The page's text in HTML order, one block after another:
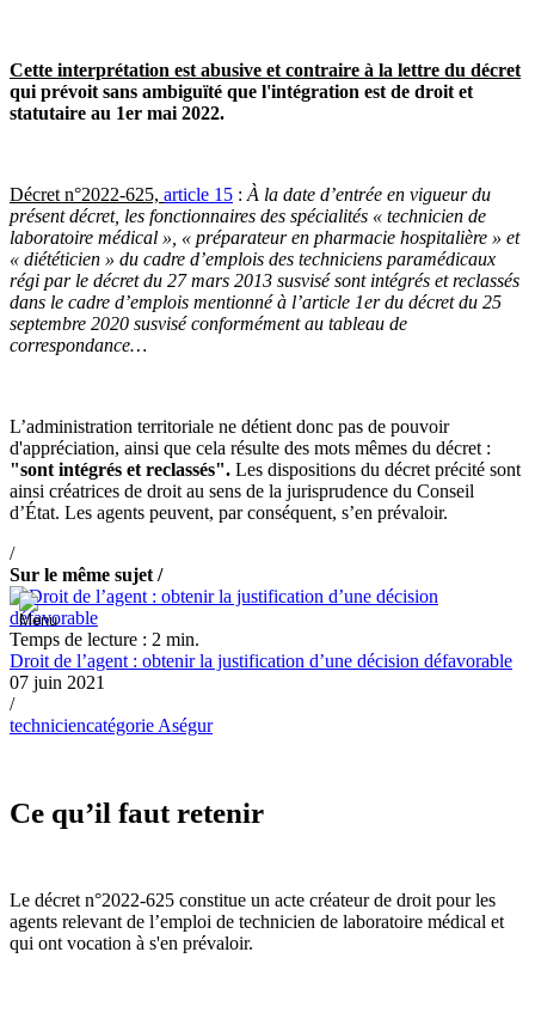
Cette interprétation est abusive et contraire à la lettre du décret
qui prévoit sans ambiguïté que l'intégration est de droit et
statutaire au 1er mai 2022.
Décret n°2022-625, article 15 : À la date d’entrée en vigueur du
présent décret, les fonctionnaires des spécialités « technicien de
laboratoire médical », « préparateur en pharmacie hospitalière » et
« diététicien » du cadre d’emplois des techniciens paramédicaux
régi par le décret du 27 mars 2013 susvisé sont intégrés et reclassés
dans le cadre d’emplois mentionné à l’article 1er du décret du 25
septembre 2020 susvisé conformément au tableau de
correspondance…
L’administration territoriale ne détient donc pas de pouvoir
d'appréciation, ainsi que cela résulte des mots mêmes du décret :
"sont intégrés et reclassés". Les dispositions du décret précité sont
ainsi créatrices de droit au sens de la jurisprudence du Conseil
d’État. Les agents peuvent, par conséquent, s’en prévaloir.
/
Sur le même sujet /
Temps de lecture : 2 min.
Droit de l’agent : obtenir la justification d’une décision défavorable
07 juin 2021
/
techniciencatégorie Aségur
Ce qu’il faut retenir
Le décret n°2022-625 constitue un acte créateur de droit pour les
agents relevant de l’emploi de technicien de laboratoire médical et
qui ont vocation à s'en prévaloir.